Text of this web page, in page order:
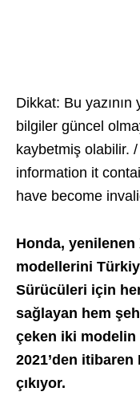
Dikkat: Bu
bilgiler güncel
kaybetmiş olabilir.
information it
have become
Honda, yenilenen
modellerini
Sürücüleri için
sağlayan hem
çeken iki modelin
2021’den
çıkıyor.